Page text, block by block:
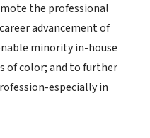
the professional
advancement of
minority in-house
of color; and to further
especially in